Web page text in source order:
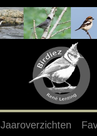
Jaaroverzichten